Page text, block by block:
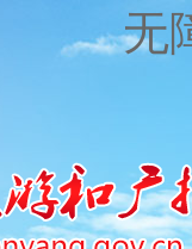
无